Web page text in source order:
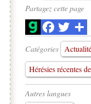
Partagez cette page
Catégories
Hérésies récentes
Autres langues